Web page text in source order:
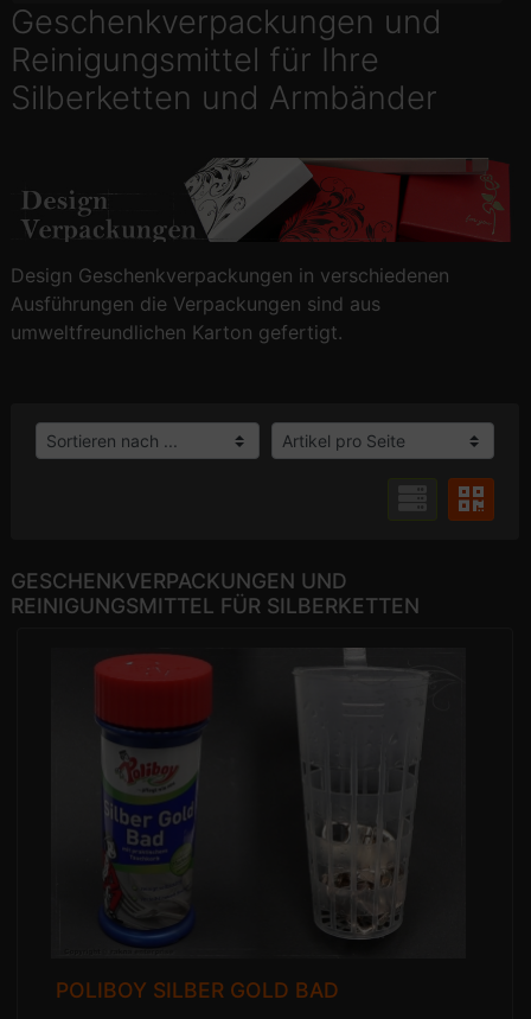
Geschenkverpackungen und
Reinigungsmittel für Ihre
Silberketten und Armbänder
Design Geschenkverpackungen in verschiedenen
Ausführungen die Verpackungen sind aus
umweltfreundlichen Karton gefertigt.
GESCHENKVERPACKUNGEN UND
REINIGUNGSMITTEL FÜR SILBERKETTEN
POLIBOY SILBER GOLD BAD